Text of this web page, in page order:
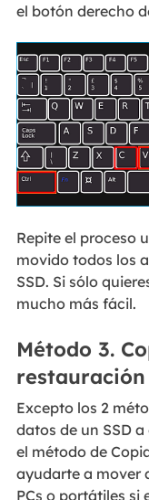
el botón derecho
Repite el proceso
movido todos los
SSD. Si sólo
mucho más fácil.
Método 3.
restauración
Excepto los 2
datos de un SSD
el método de
ayudarte a mover
PCs o portátiles si